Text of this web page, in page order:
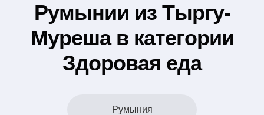
Румынии из Тыргу-
Муреша в категории
Здоровая еда
Румыния